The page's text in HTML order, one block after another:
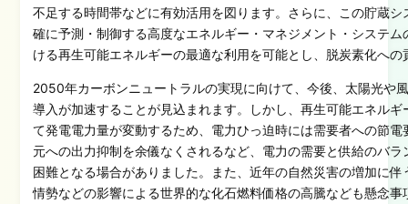
不足する時間帯などに有効活用を図ります。さらに、この貯蔵
確に予測・制御する高度なエネルギー・マネジメント・システ
ける再生可能エネルギーの最適な利用を可能とし、脱炭素化へ
2050年カーボンニュートラルの実現に向けて、今後、太陽光や
導入が加速することが見込まれます。しかし、再生可能エネル
て発電電力量が変動するため、電力ひっ迫時には需要者への節
元への出力抑制を余儀なくされるなど、電力の需要と供給のバ
困難となる場合がありました。また、近年の自然災害の増加に
情勢などの影響による世界的な化石燃料価格の高騰なども懸念